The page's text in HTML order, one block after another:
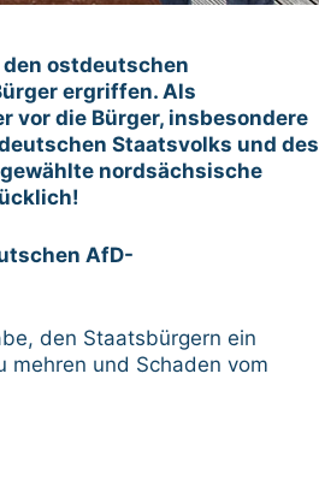
ostdeutschen
ergriffen. Als
vor die Bürger, insbesondere
Staatsvolks und des
nordsächsische
AfD-
den Staatsbürgern ein
mehren und Schaden vom